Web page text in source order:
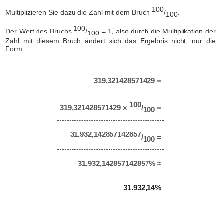
Multiplizieren Sie dazu die Zahl mit dem Bruch 100/100
Der Wert des Bruchs 100/100 = 1, also durch die Multiplikation der
Zahl mit diesem Bruch ändert sich das Ergebnis nicht, nur die
Form.
319,321428571429 =
319,321428571429 × 100/100 =
31.932,142857142857/100 =
31.932,142857142857% ≈
31.932,14%